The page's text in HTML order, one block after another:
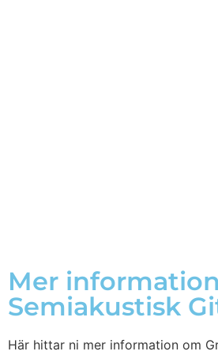
Mer
Semiakustisk
Här hittar ni mer information om